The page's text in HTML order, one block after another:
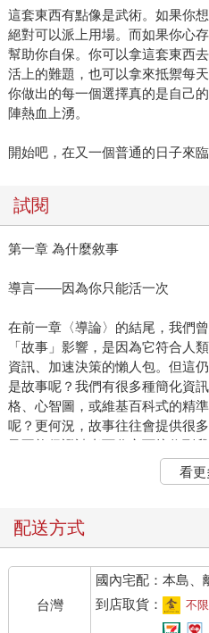
這套東西有點像是武術。如果你
絕對可以派上用場。而如果你心
幫助你自保。你可以拿這套東西
活上的難題，也可以拿來抵禦每
你做出的每一個選擇真的是自己
陣熱血上湧。
開始吧，在又一個普通的日子來臨
試閱
第一章 為什麼敘事
導言——因為你只能活一次
在前一章〈導論〉的結尾，我們
「故事」影響，是因為它符合人
資訊、加速決策的懶人包。但這
是故事呢？我們有很多種簡化資
格、心智圖，或維基百科式的精
呢？更何況，故事往往會提供很
又不能保證讀者百分之百接收到
工、又平白冒著失準的風險嗎？
我們瞬間進入「另一個人生」。
自己的處境完全滿意，卻也沒有
不考慮投胎的話，「聽故事」是
的解決方案。這種遁逃，成就了
看更
配送方式
台灣
國內宅配：本島、
到店取貨：
不